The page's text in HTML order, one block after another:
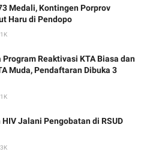
Medali, Kontingen Porprov
Haru di Pendopo
Program Reaktivasi KTA Biasa dan
Muda, Pendaftaran Dibuka 3
Jalani Pengobatan di RSUD